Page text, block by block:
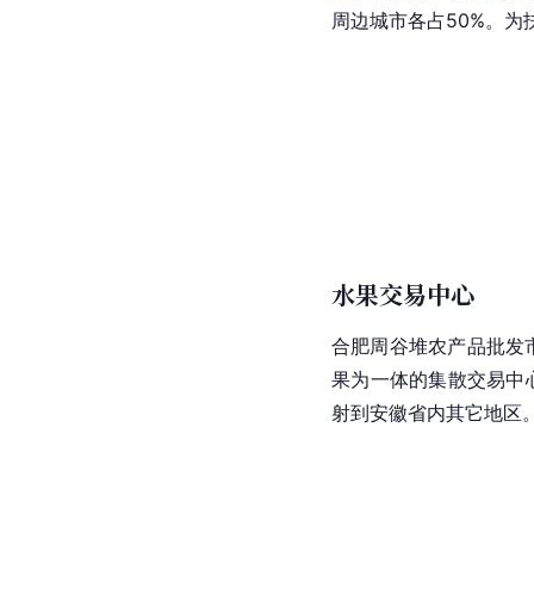
周边城市各占50%。为
水果交易中心
合肥周谷堆农产品批
果为一体的集散交易中
射到安徽省内其它地区